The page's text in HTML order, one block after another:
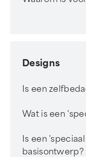
Designs
Is een
Wat is een
Is een
basisontwerp?